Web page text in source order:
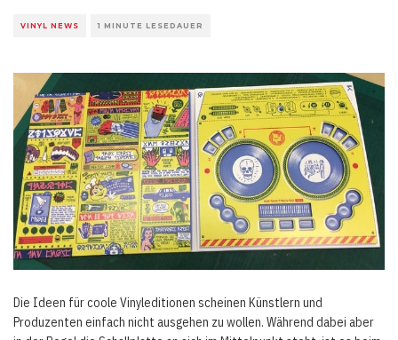
VINYL NEWS 1 MINUTE LESEDAUER
Die Ideen für coole Vinyleditionen scheinen Künstlern und
Produzenten einfach nicht ausgehen zu wollen. Während dabei aber